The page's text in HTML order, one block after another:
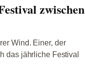
zwischen
Wind. Einer, der
das jährliche Festival